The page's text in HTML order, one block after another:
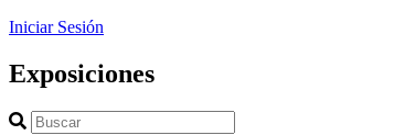
Iniciar Sesión
Exposiciones